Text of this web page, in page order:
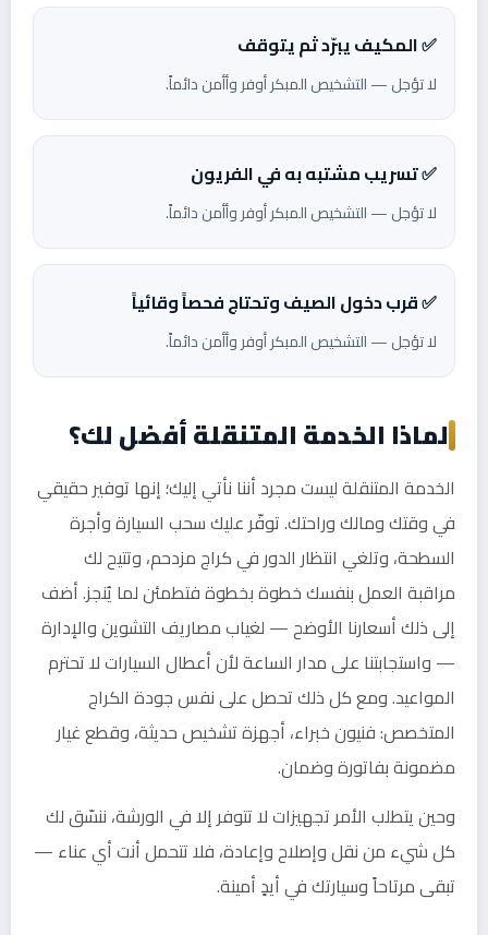
✅ المكيف يبرّد ثم يتوقف
لا تؤجل — التشخيص المبكر أوفر وأأمن دائماً.
✅ تسريب مشتبه به في الفريون
لا تؤجل — التشخيص المبكر أوفر وأأمن دائماً.
✅ قرب دخول الصيف وتحتاج فحصاً وقائياً
لا تؤجل — التشخيص المبكر أوفر وأأمن دائماً.
لماذا الخدمة المتنقلة أفضل لك؟
الخدمة المتنقلة ليست مجرد أننا نأتي إليك؛ إنها توفير حقيقي
في وقتك ومالك وراحتك. توفّر عليك سحب السيارة وأجرة
السطحة، وتلغي انتظار الدور في كراج مزدحم، وتتيح لك
مراقبة العمل بنفسك خطوة بخطوة فتطمئن لما يُنجز. أضف
إلى ذلك أسعارنا الأوضح — لغياب مصاريف التشوين والإدارة
— واستجابتنا على مدار الساعة لأن أعطال السيارات لا تحترم
المواعيد. ومع كل ذلك تحصل على نفس جودة الكراج
المتخصص: فنيون خبراء، أجهزة تشخيص حديثة، وقطع غيار
مضمونة بفاتورة وضمان.
وحين يتطلب الأمر تجهيزات لا تتوفر إلا في الورشة، ننسّق لك
كل شيء من نقل وإصلاح وإعادة، فلا تتحمل أنت أي عناء —
تبقى مرتاحاً وسيارتك في أيدٍ أمينة.